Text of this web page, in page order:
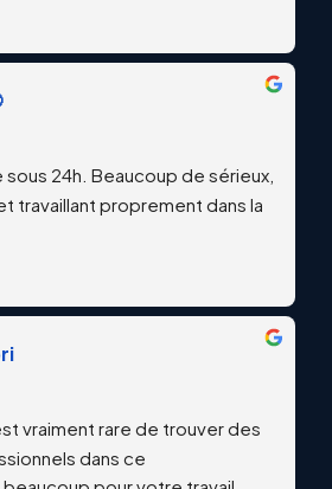
24h. Beaucoup de sérieux,
travaillant proprement dans la
vraiment rare de trouver des
dans ce